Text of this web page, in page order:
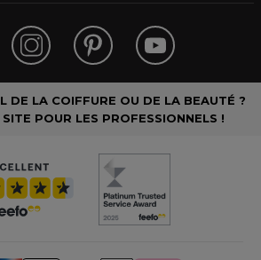
DE LA COIFFURE OU DE LA BEAUTÉ ?
POUR LES PROFESSIONNELS !